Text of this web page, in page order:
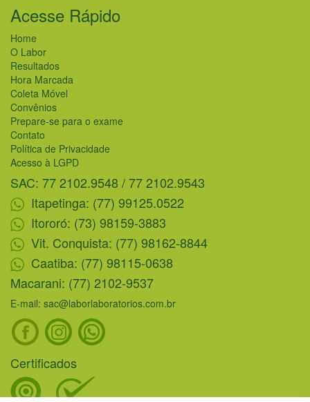
Acesse Rápido
Home
O Labor
Resultados
Hora Marcada
Coleta Móvel
Convênios
Prepare-se para o exame
Contato
Política de Privacidade
Acesso à LGPD
SAC: 77 2102.9548 / 77 2102.9543
Itapetinga: (77) 99125.0522
Itororó: (73) 98159-3883
Vit. Conquista: (77) 98162-8844
Caatiba: (77) 98115-0638
Macarani: (77) 2102-9537
E-mail: sac@laborlaboratorios.com.br
Certificados